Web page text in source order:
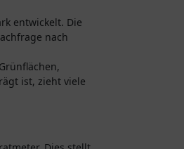
entwickelt. Die
nach
ist, zieht viele